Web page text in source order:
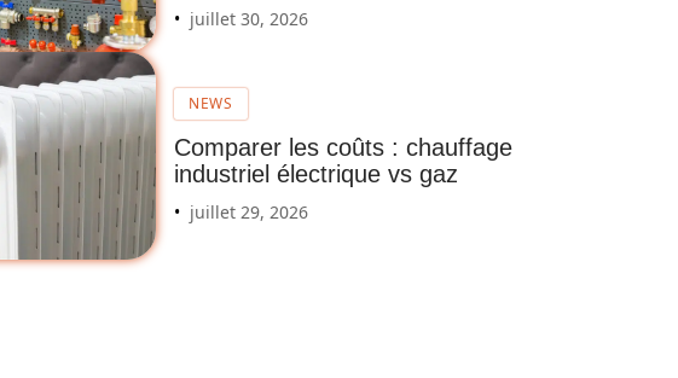
juillet 30, 2026
NEWS
Comparer les coûts : chauffage
industriel électrique vs gaz
juillet 29, 2026